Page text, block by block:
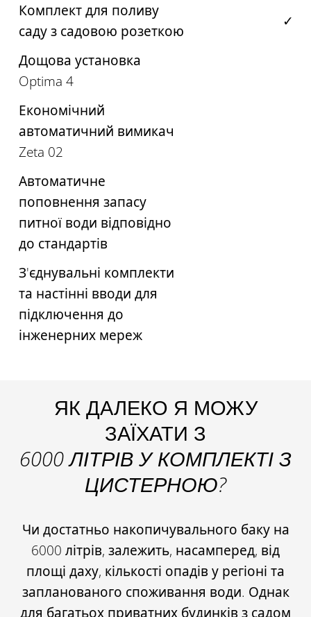
Комплект для поливу
саду з садовою розеткою
✓
Дощова установка
Optima 4
Економічний
автоматичний вимикач
Zeta 02
Автоматичне
поповнення запасу
питної води відповідно
до стандартів
З'єднувальні комплекти
та настінні вводи для
підключення до
інженерних мереж
ЯК ДАЛЕКО Я МОЖУ
ЗАЇХАТИ З
6000 ЛІТРІВ У КОМПЛЕКТІ З
ЦИСТЕРНОЮ?
Чи достатньо накопичувального баку на
6000 літрів, залежить, насамперед, від
площі даху, кількості опадів у регіоні та
запланованого споживання води. Однак
для багатьох приватних будинків з садом